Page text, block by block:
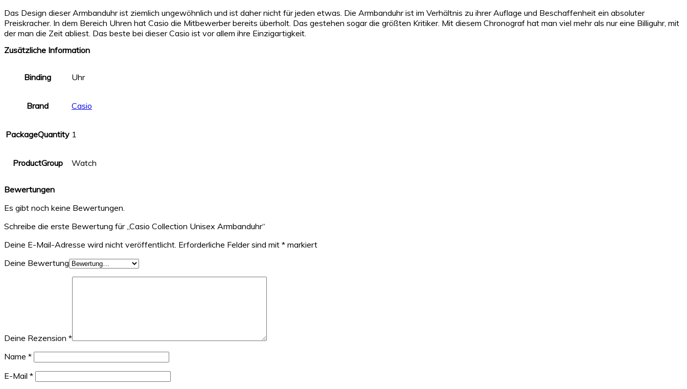
Das Design dieser Armbanduhr ist ziemlich ungewöhnlich und ist daher nicht für jeden etwas. Die Armbanduhr ist im Verhältnis zu ihrer Auflage und Beschaffenheit ein absoluter
Preiskracher. In dem Bereich Uhren hat Casio die Mitbewerber bereits überholt. Das gestehen sogar die größten Kritiker. Mit diesem Chronograf hat man viel mehr als nur eine Billiguhr, mit
der man die Zeit abliest. Das beste bei dieser Casio ist vor allem ihre Einzigartigkeit.
Zusätzliche Information
Binding Uhr
Brand Casio
PackageQuantity 1
ProductGroup Watch
Bewertungen
Es gibt noch keine Bewertungen.
Schreibe die erste Bewertung für „Casio Collection Unisex Armbanduhr“
Deine E-Mail-Adresse wird nicht veröffentlicht. Erforderliche Felder sind mit * markiert
Deine Bewertung
Deine Rezension *
Name *
E-Mail *